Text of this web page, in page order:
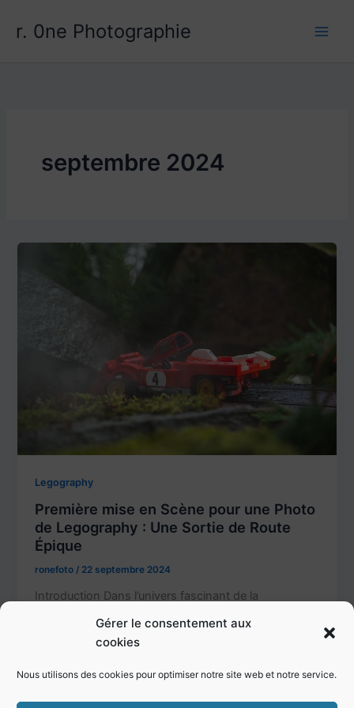
Gérer le consentement aux
cookies
Nous utilisons des cookies pour optimiser notre site web et notre service.
r. 0ne Photographie
septembre 2024
Legography
Première mise en Scène pour une Photo
de Legography : Une Sortie de Route
Épique
ronefoto/ 22 septembre 2024
Introduction Dans l’univers fascinant de la
Legography, la créativité et l’imagination jouent un
rôle clé pour capturer des moments époustouflants.